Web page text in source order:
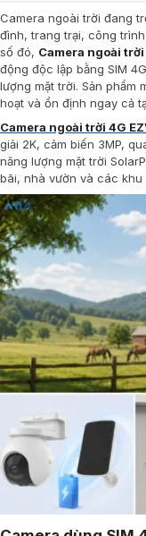
Camera ngoài trời đang
đình, trang trại, công
số đó, Camera ngoài trời
động độc lập bằng SIM
lượng mặt trời. Sản phẩm
hoạt và ổn định ngay cả
Camera ngoài trời 4G
giải 2K, cảm biến 3MP,
năng lượng mặt trời
bãi, nhà vườn và các khu